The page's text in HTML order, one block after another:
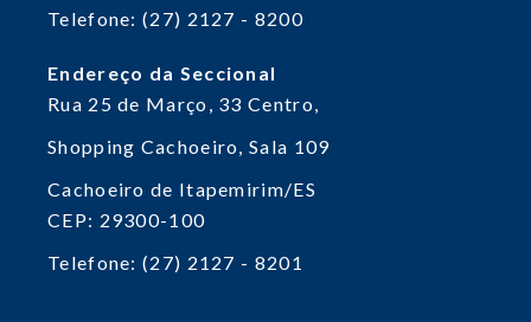
Telefone: (27) 2127 - 8200
Endereço da Seccional
Rua 25 de Março, 33Centro,
Shopping Cachoeiro, Sala 109
Cachoeiro de Itapemirim/ES
CEP: 29300-100
Telefone: (27) 2127 - 8201